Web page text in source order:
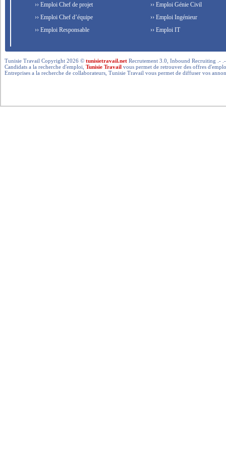
›› Emploi Chef de projet
›› Emploi Chef d’équipe
›› Emploi Responsable
›› Emploi Génie Civil
›› Emploi Ingénieur
›› Emploi IT
Tunisie Travail Copyright 2026 ©tunisietravail.net Recrutement 3.0, Inbound Recruiting .-
Candidats a la recherche d'emploi,Tunisie Travail vous permet de retrouver des offres
Entreprises a la recherche de collaborateurs, Tunisie Travail vous permet de diffuser vos